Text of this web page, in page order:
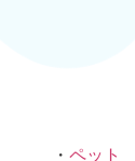
・ ペット